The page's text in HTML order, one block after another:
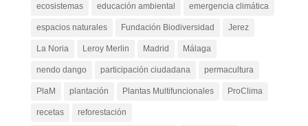
ecosistemas educación ambiental emergencia climática
espacios naturales Fundación Biodiversidad Jerez
La Noria Leroy Merlin Madrid Málaga
nendo dango participación ciudadana permacultura
PlaM plantación Plantas Multifuncionales ProClima
recetas reforestación